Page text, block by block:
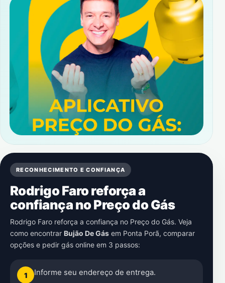
RECONHECIMENTO E CONFIANÇA
Rodrigo Faro reforça a
confiança no Preço do Gás
Rodrigo Faro reforça a confiança no Preço do Gás. Veja
como encontrar Bujão De Gás em Ponta Porã, comparar
opções e pedir gás online em 3 passos:
1 Informe seu endereço de entrega.